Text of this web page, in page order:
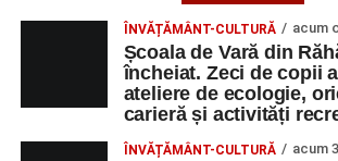
ÎNVĂȚĂMÂNT-CULTURĂ acum
Școala de Vară din
încheiat. Zeci de copii
ateliere de ecologie,
carieră și activități
ÎNVĂȚĂMÂNT-CULTURĂ acum